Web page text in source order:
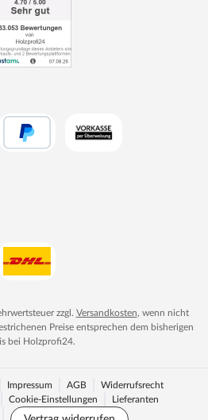
zzgl. Versandkosten, wenn nicht
Preise entsprechen dem bisherigen
bei Holzprofi24.
Impressum AGB
Widerrufsrecht
Cookie-Einstellungen Lieferanten